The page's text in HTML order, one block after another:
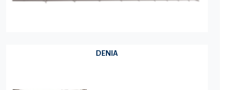
DENIA